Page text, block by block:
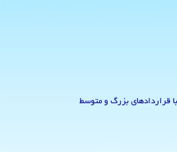
قراردادهای بزرگ و متوسط